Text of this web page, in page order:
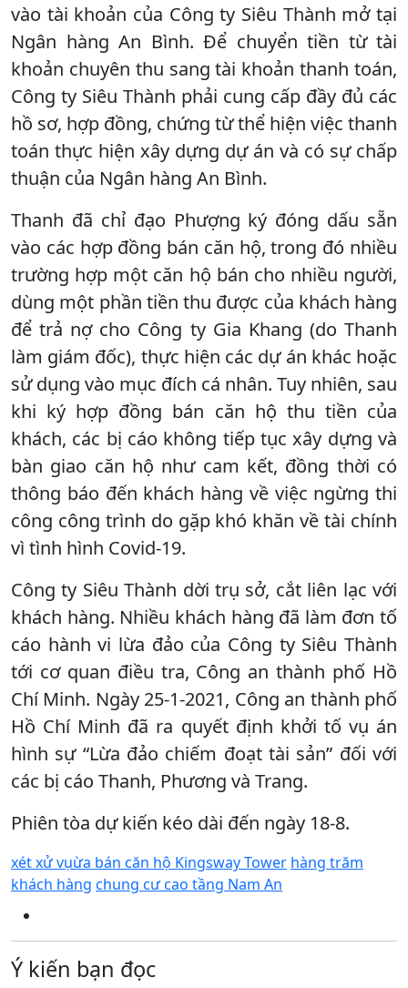
vào tài khoản của Công ty Siêu Thành mở tại
Ngân hàng An Bình. Để chuyển tiền từ tài
khoản chuyên thu sang tài khoản thanh toán,
Công ty Siêu Thành phải cung cấp đầy đủ các
hồ sơ, hợp đồng, chứng từ thể hiện việc thanh
toán thực hiện xây dựng dự án và có sự chấp
thuận của Ngân hàng An Bình.
Thanh đã chỉ đạo Phượng ký đóng dấu sẵn
vào các hợp đồng bán căn hộ, trong đó nhiều
trường hợp một căn hộ bán cho nhiều người,
dùng một phần tiền thu được của khách hàng
để trả nợ cho Công ty Gia Khang (do Thanh
làm giám đốc), thực hiện các dự án khác hoặc
sử dụng vào mục đích cá nhân. Tuy nhiên, sau
khi ký hợp đồng bán căn hộ thu tiền của
khách, các bị cáo không tiếp tục xây dựng và
bàn giao căn hộ như cam kết, đồng thời có
thông báo đến khách hàng về việc ngừng thi
công công trình do gặp khó khăn về tài chính
vì tình hình Covid-19.
Công ty Siêu Thành dời trụ sở, cắt liên lạc với
khách hàng. Nhiều khách hàng đã làm đơn tố
cáo hành vi lừa đảo của Công ty Siêu Thành
tới cơ quan điều tra, Công an thành phố Hồ
Chí Minh. Ngày 25-1-2021, Công an thành phố
Hồ Chí Minh đã ra quyết định khởi tố vụ án
hình sự “Lừa đảo chiếm đoạt tài sản” đối với
các bị cáo Thanh, Phương và Trang.
Phiên tòa dự kiến kéo dài đến ngày 18-8.
xét xử vụừa bán căn hộ Kingsway Tower hàng trăm
khách hàng chung cư cao tầng Nam An
Ý kiến bạn đọc